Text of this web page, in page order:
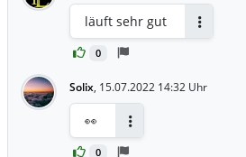
0
läuft sehr gut
Solix, 15.07.2022 14:32 Uhr
0
👀